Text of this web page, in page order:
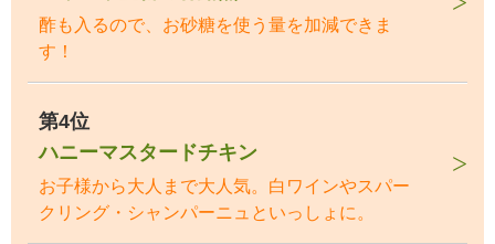
酢も入るので、お砂糖を使う量を加減できま
す！
第4位
ハニーマスタードチキン
お子様から大人まで大人気。白ワインやスパー
クリング・シャンパーニュといっしょに。